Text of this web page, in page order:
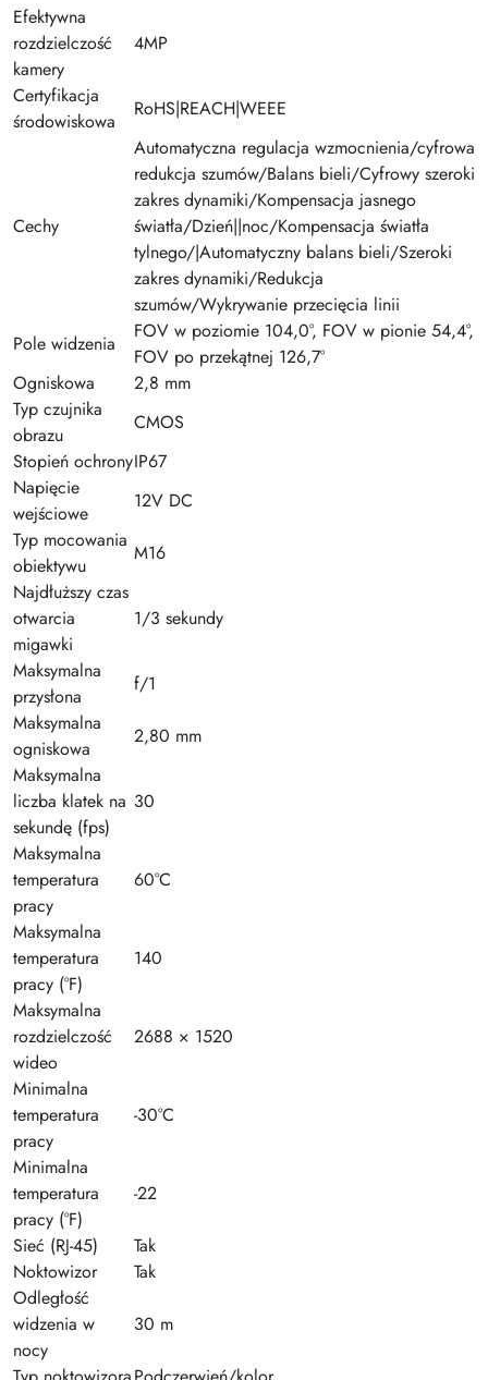
Efektywna
rozdzielczość
kamery
4MP
Certyfikacja
środowiskowa
RoHS|REACH|WEEE
Cechy
Automatyczna regulacja wzmocnienia/cyfrowa
redukcja szumów/Balans bieli/Cyfrowy szeroki
zakres dynamiki/Kompensacja jasnego
światła/Dzień||noc/Kompensacja światła
tylnego/|Automatyczny balans bieli/Szeroki
zakres dynamiki/Redukcja
szumów/Wykrywanie przecięcia linii
Pole widzenia
FOV w poziomie 104,0°, FOV w pionie 54,4°,
FOV po przekątnej 126,7°
Ogniskowa
2,8 mm
Typ czujnika
obrazu
CMOS
Stopień ochronyIP67
Napięcie
wejściowe
12V DC
Typ mocowania
obiektywu
M16
Najdłuższy czas
otwarcia
migawki
1/3 sekundy
Maksymalna
przysłona
f/1
Maksymalna
ogniskowa
2,80 mm
Maksymalna
liczba klatek na
sekundę (fps)
30
Maksymalna
temperatura
pracy
60°C
Maksymalna
temperatura
pracy (°F)
140
Maksymalna
rozdzielczość
wideo
2688 × 1520
Minimalna
temperatura
pracy
-30°C
Minimalna
temperatura
pracy (°F)
-22
Sieć (RJ-45)
Tak
Noktowizor
Tak
Odległość
widzenia w
nocy
30 m